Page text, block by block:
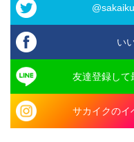
い
友達登録して
サカイクのイ